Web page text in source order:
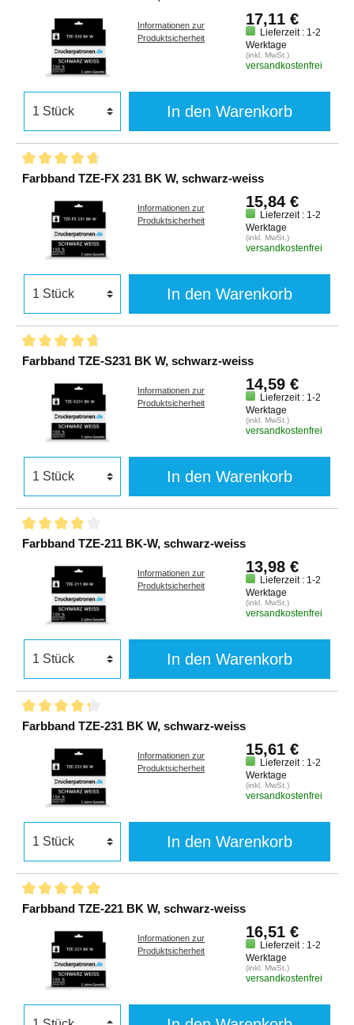
Informationen zur
Produktsicherheit
17,11 €
Lieferzeit : 1-2
Werktage
(inkl. MwSt.)
versandkostenfrei
In den Warenkorb
Farbband TZE-FX 231 BK W, schwarz-weiss
Informationen zur
Produktsicherheit
15,84 €
Lieferzeit : 1-2
Werktage
(inkl. MwSt.)
versandkostenfrei
In den Warenkorb
Farbband TZE-S231 BK W, schwarz-weiss
Informationen zur
Produktsicherheit
14,59 €
Lieferzeit : 1-2
Werktage
(inkl. MwSt.)
versandkostenfrei
In den Warenkorb
Farbband TZE-211 BK-W, schwarz-weiss
Informationen zur
Produktsicherheit
13,98 €
Lieferzeit : 1-2
Werktage
(inkl. MwSt.)
versandkostenfrei
In den Warenkorb
Farbband TZE-231 BK W, schwarz-weiss
Informationen zur
Produktsicherheit
15,61 €
Lieferzeit : 1-2
Werktage
(inkl. MwSt.)
versandkostenfrei
In den Warenkorb
Farbband TZE-221 BK W, schwarz-weiss
Informationen zur
Produktsicherheit
16,51 €
Lieferzeit : 1-2
Werktage
(inkl. MwSt.)
versandkostenfrei